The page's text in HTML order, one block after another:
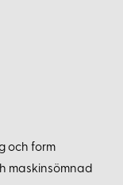
och form
maskinsömnad